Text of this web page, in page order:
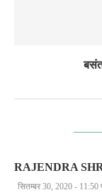
RAJENDRA
सितम्बर 30, 2020 - 11:50